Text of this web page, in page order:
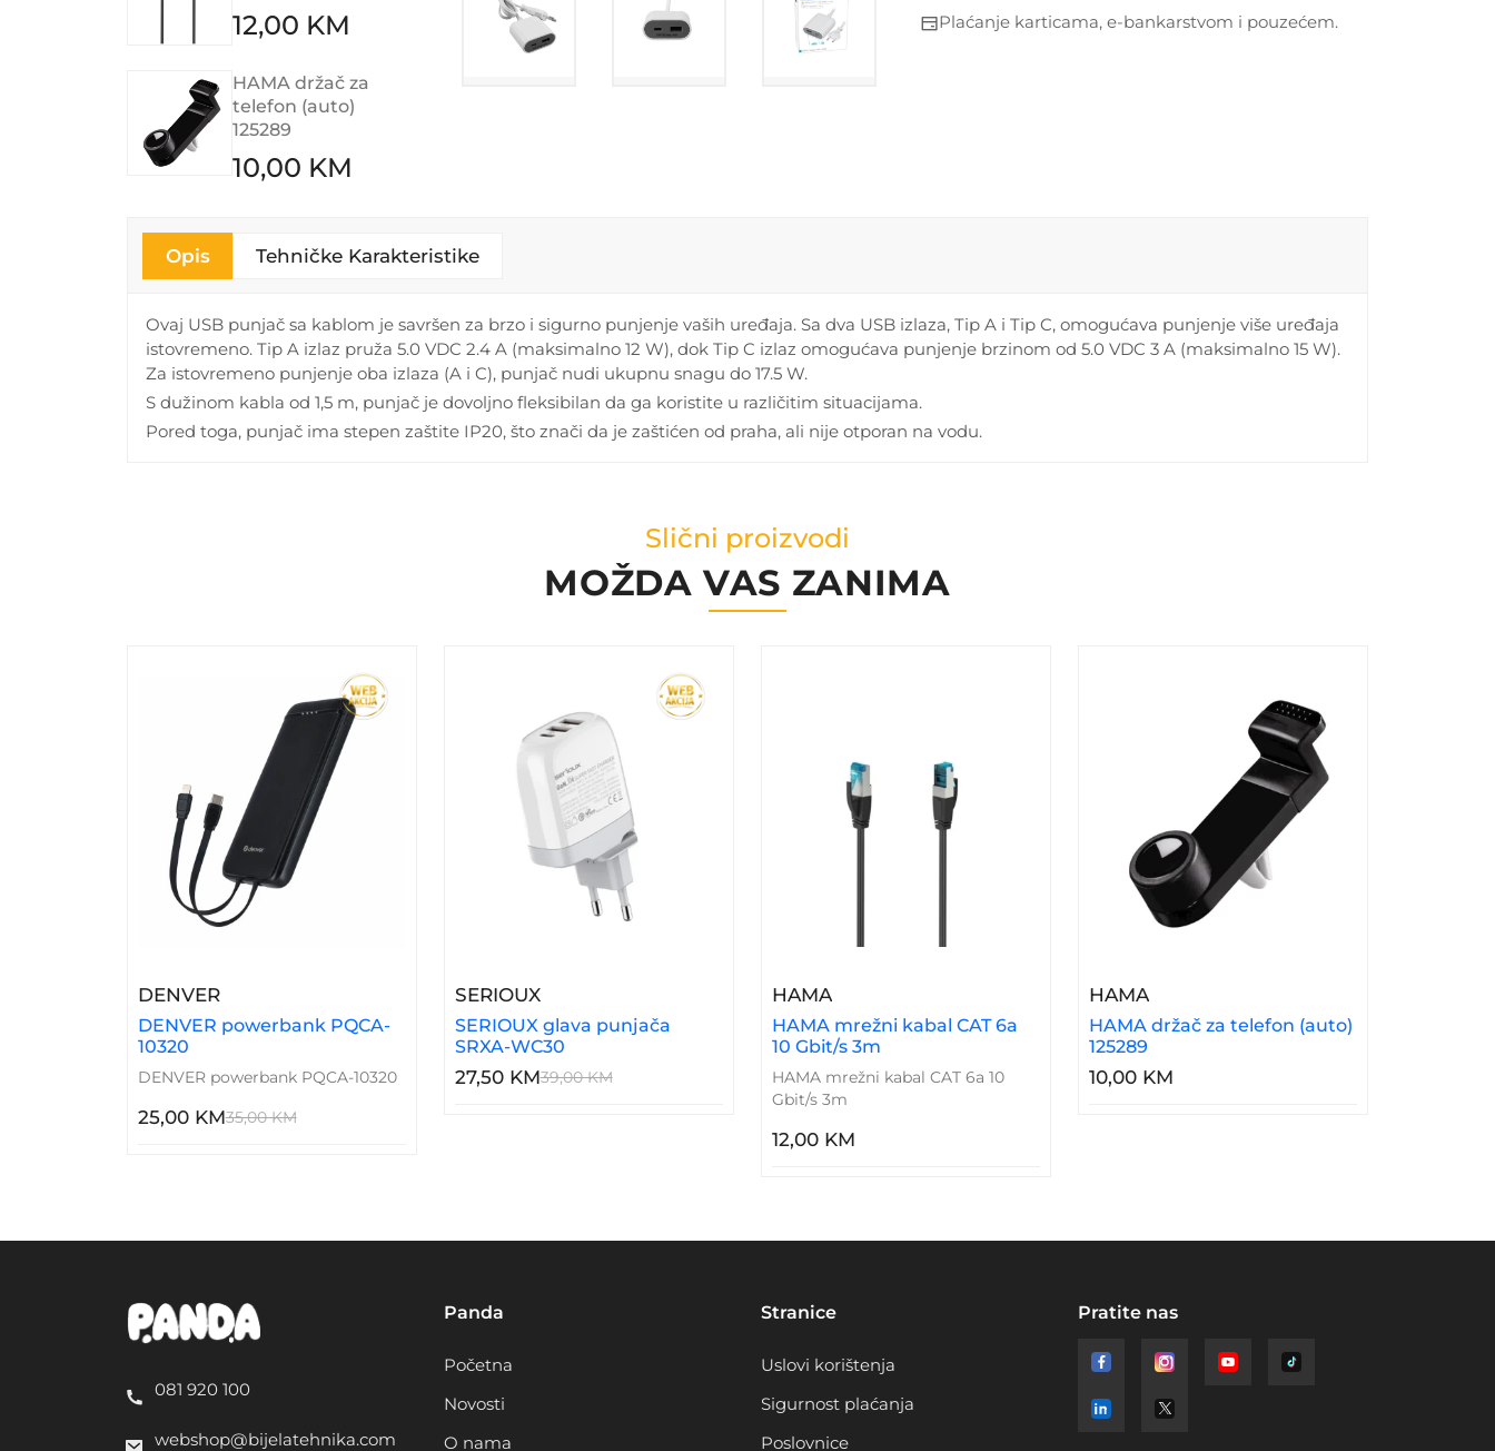
12,00 KM
HAMA držač za
telefon (auto)
125289
10,00 KM
Plaćanje karticama, e-bankarstvom i pouzećem.
Opis Tehničke Karakteristike
Ovaj USB punjač sa kablom je savršen za brzo i sigurno punjenje vaših uređaja. Sa dva USB izlaza, Tip A i Tip C, omogućava punjenje više uređaja
istovremeno. Tip A izlaz pruža 5.0 VDC 2.4 A (maksimalno 12 W), dok Tip C izlaz omogućava punjenje brzinom od 5.0 VDC 3 A (maksimalno 15 W).
Za istovremeno punjenje oba izlaza (A i C), punjač nudi ukupnu snagu do 17.5 W.
S dužinom kabla od 1,5 m, punjač je dovoljno fleksibilan da ga koristite u različitim situacijama.
Pored toga, punjač ima stepen zaštite IP20, što znači da je zaštićen od praha, ali nije otporan na vodu.
Slični proizvodi
MOŽDA VAS ZANIMA
DENVER– DENVER Powerbank PQCA-10320
DENVER powerbank PQCA-
10320
DENVER powerbank PQCA-10320
25,00 KM35,00 KM
SERIOUX– SERIOUX Glava Punjača SRXA-WC30
SERIOUX glava punjača
SRXA-WC30
27,50 KM39,00 KM
HAMA– HAMA Mrežni Kabal CAT 6a 10 Gbit/s 3m
HAMA mrežni kabal CAT 6a
10 Gbit/s 3m
HAMA mrežni kabal CAT 6a 10
Gbit/s 3m
12,00 KM
HAMA– HAMA Držač Za Telefon (auto)
HAMA držač za telefon (auto)
125289
10,00 KM
081 920 100
webshop@bijelatehnika.com
Panda
Početna
Novosti
O nama
Stranice
Uslovi korištenja
Sigurnost plaćanja
Poslovnice
Pratite nas